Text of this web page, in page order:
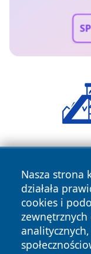
Nasza strona
działała
cookies i
Copyright © 2026
zastrzeżone.